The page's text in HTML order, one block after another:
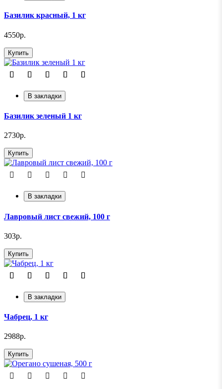
Базилик красный, 1 кг
4550р.
Купить
В закладки
Базилик зеленый 1 кг
2730р.
Купить
В закладки
Лавровый лист свежий, 100 г
303р.
Купить
В закладки
Чабрец, 1 кг
2988р.
Купить